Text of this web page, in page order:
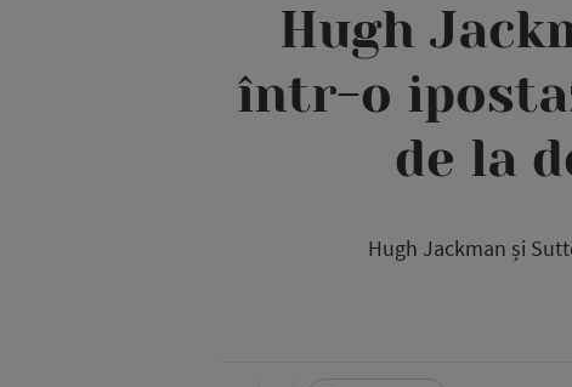
Hugh
într-o
de la
Hugh Jackman și